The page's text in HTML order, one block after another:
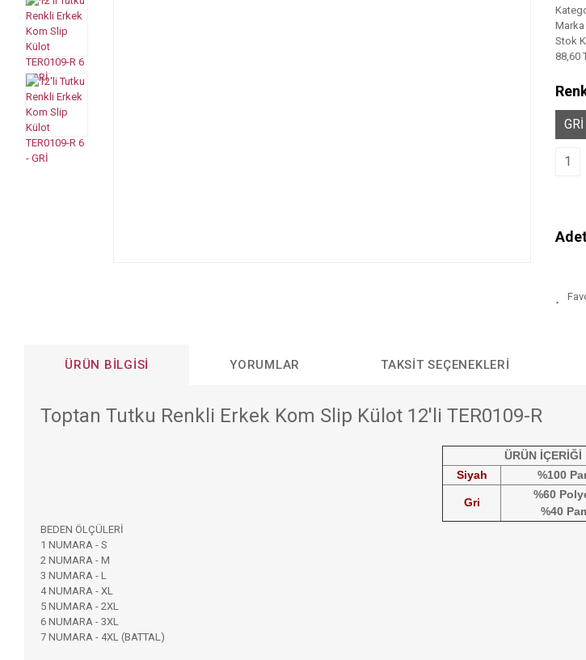
Marka
Stok
88,60
GRİ
1
ÜRÜN BILGISI YORUMLAR TAKSIT SEÇENEKLERI
Toptan Tutku Renkli Erkek Kom Slip Külot 12'li TER0109-R
ÜRÜN İÇERİĞİ
Siyah
%100
Gri
%60
%40
BEDEN ÖLÇÜLERİ
1 NUMARA - S
2 NUMARA - M
3 NUMARA - L
4 NUMARA - XL
5 NUMARA - 2XL
6 NUMARA - 3XL
7 NUMARA - 4XL (BATTAL)